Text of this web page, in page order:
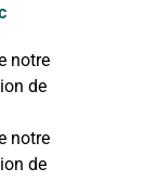
notre
de
notre
de